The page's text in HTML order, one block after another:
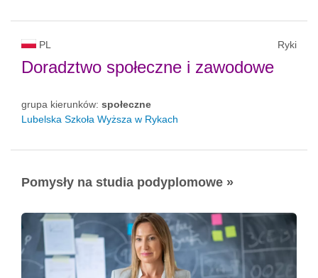
PL Ryki
Doradztwo społeczne i zawodowe
grupa kierunków: społeczne
Lubelska Szkoła Wyższa w Rykach
Pomysły na studia podyplomowe »